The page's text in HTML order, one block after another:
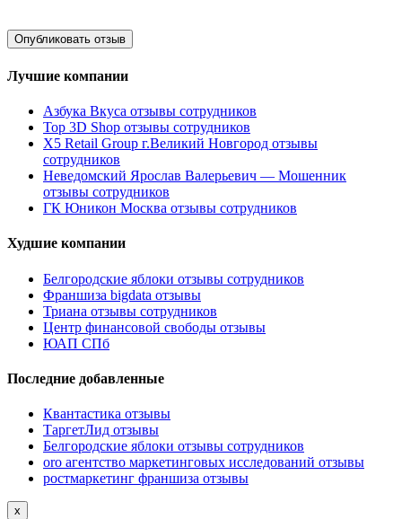
Лучшие компании
Азбука Вкуса отзывы сотрудников
Top 3D Shop отзывы сотрудников
X5 Retail Group г.Великий Новгород отзывы
сотрудников
Неведомский Ярослав Валерьевич — Мошенник
отзывы сотрудников
ГК Юникон Москва отзывы сотрудников
Худшие компании
Белгородские яблоки отзывы сотрудников
Франшиза bigdata отзывы
Триана отзывы сотрудников
Центр финансовой свободы отзывы
ЮАП СПб
Последние добавленные
Квантастика отзывы
ТаргетЛид отзывы
Белгородские яблоки отзывы сотрудников
oro агентство маркетинговых исследований отзывы
ростмаркетинг франшиза отзывы
x